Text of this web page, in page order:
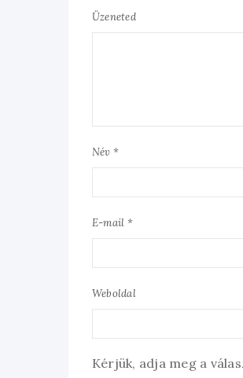
Üzeneted
Név *
E-mail *
Weboldal
Kérjük, adja meg a